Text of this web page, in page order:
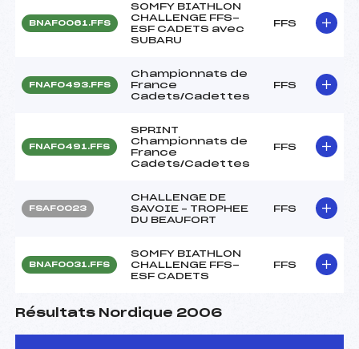
BNAF0061.FFS
SOMFY BIATHLON
CHALLENGE FFS-
ESF CADETS avec
SUBARU
FFS
FNAF0493.FFS
Championnats de
France
Cadets/Cadettes
FFS
FNAF0491.FFS
SPRINT
Championnats de
France
Cadets/Cadettes
FFS
FSAF0023
CHALLENGE DE
SAVOIE – TROPHEE
DU BEAUFORT
FFS
BNAF0031.FFS
SOMFY BIATHLON
CHALLENGE FFS-
ESF CADETS
FFS
Résultats Nordique 2006